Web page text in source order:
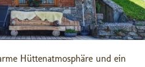
Hüttenatmosphäre und ein